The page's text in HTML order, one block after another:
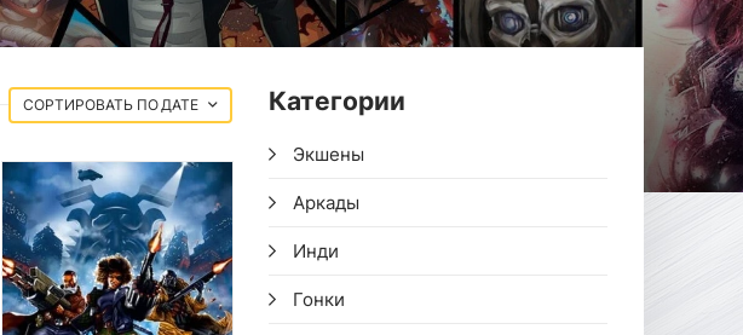
ДАТЕ Категории
Экшены
Аркады
Инди
Гонки